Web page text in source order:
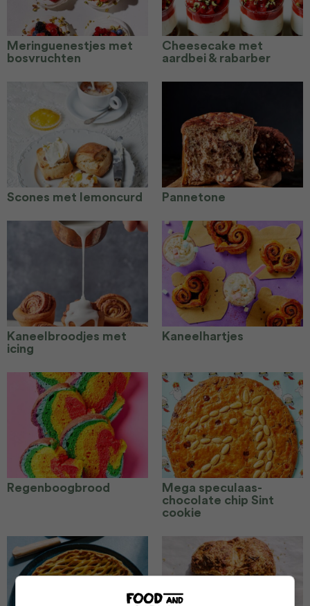
Meringuenestjes met
bosvruchten
Cheesecake met
aardbei & rabarber
Scones met lemoncurd Pannetone
Kaneelbroodjes met
icing
Kaneelhartjes
Regenboogbrood
Mega speculaas-
chocolate chip Sint
cookie